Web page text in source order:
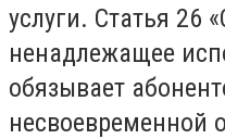
услуги. Статья 26
ненадлежащее
обязывает
несвоевременной